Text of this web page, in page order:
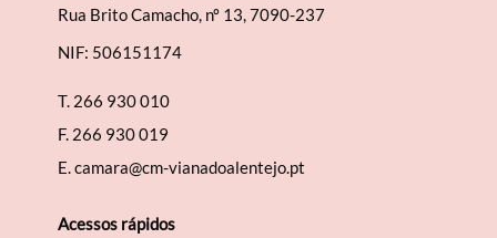
Rua Brito Camacho, nº 13, 7090-237
NIF: 506151174
T. 266 930 010
F. 266 930 019
E.camara@cm-vianadoalentejo.pt
Acessos rápidos